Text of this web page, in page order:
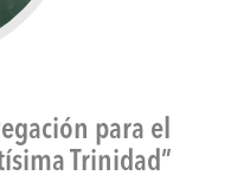
para el
Trinidad”